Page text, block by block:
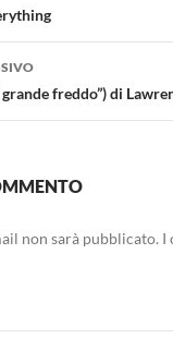
grande freddo”) di
non sarà pubblicato. I